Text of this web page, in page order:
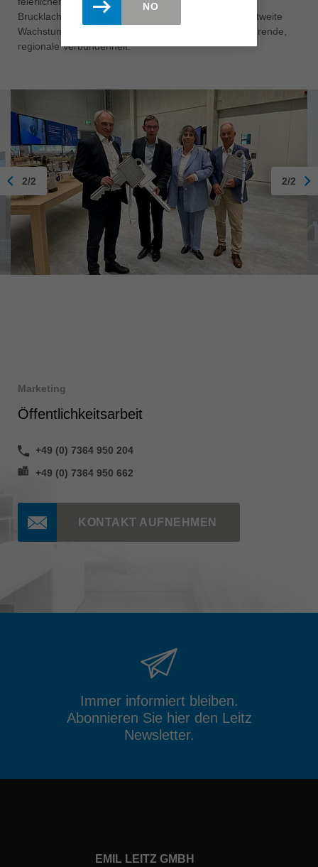
Brucklacher Group einmal mehr ihre nachhaltige, weltweite
Wachstumsstrategie und ihre über Generationen währende,
regionale Verbundenheit.
2/2 2/2
Marketing
Öffentlichkeitsarbeit
+49 (0) 7364 950 204
+49 (0) 7364 950 662
KONTAKT AUFNEHMEN
Immer informiert bleiben.
Abonnieren Sie hier den Leitz
Newsletter.
EMIL LEITZ GMBH
NO